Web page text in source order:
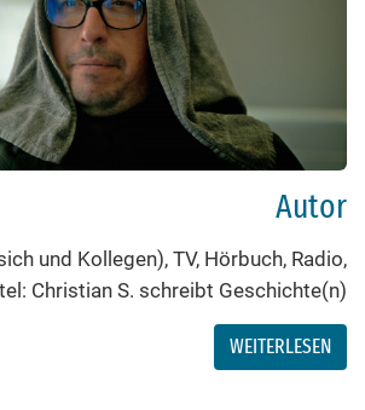
Autor
und Kollegen), TV, Hörbuch, Radio,
Christian S. schreibt Geschichte(n)
WEITERLESEN